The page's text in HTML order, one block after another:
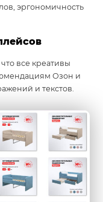
эргономичность
все креативы
Озон и
и текстов.